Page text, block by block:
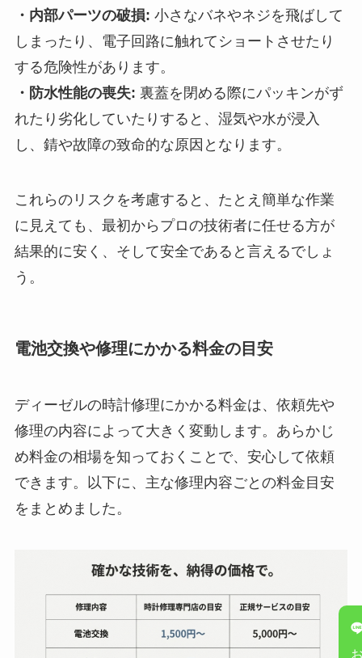
・内部パーツの破損: 小さなバネやネジを飛ばして
しまったり、電子回路に触れてショートさせたり
する危険性があります。
・防水性能の喪失: 裏蓋を閉める際にパッキンがず
れたり劣化していたりすると、湿気や水が浸入
し、錆や故障の致命的な原因となります。
これらのリスクを考慮すると、たとえ簡単な作業
に見えても、最初からプロの技術者に任せる方が
結果的に安く、そして安全であると言えるでしょ
う。
電池交換や修理にかかる料金の目安
ディーゼルの時計修理にかかる料金は、依頼先や
修理の内容によって大きく変動します。あらかじ
め料金の相場を知っておくことで、安心して依頼
できます。以下に、主な修理内容ごとの料金目安
をまとめました。